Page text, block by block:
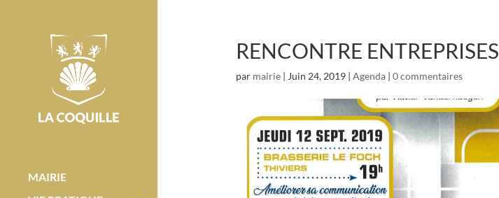
MAIRIE
RENCONTRE ENTREPRISES
par mairie| Juin 24, 2019| Agenda| 0 commentaires